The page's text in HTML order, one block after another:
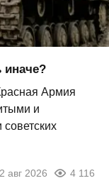
иначе?
Армия
и
2 авг 2026 4 116